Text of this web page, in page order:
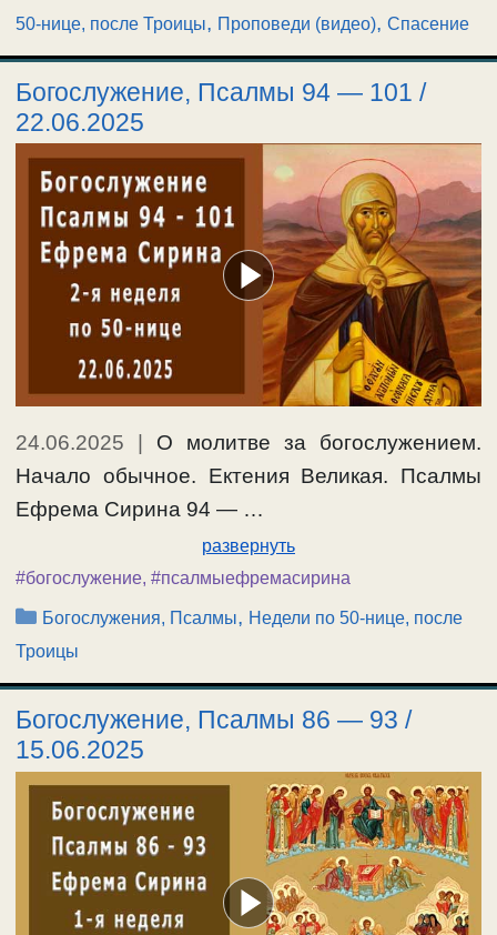
50-нице, после Троицы, Проповеди (видео), Спасение
Богослужение, Псалмы 94 — 101 /
22.06.2025
24.06.2025
О молитве за богослужением.
Начало обычное. Ектения Великая. Псалмы
Ефрема Сирина 94 — …
развернуть
#богослужение, #псалмыефремасирина
Рубрики
Богослужения, Псалмы, Недели по 50-нице, после
Троицы
Богослужение, Псалмы 86 — 93 /
15.06.2025